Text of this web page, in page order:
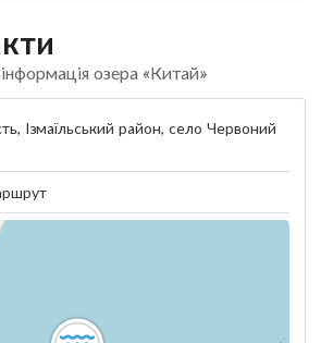
озера «Китай»
Ізмаїльський район, село Червоний